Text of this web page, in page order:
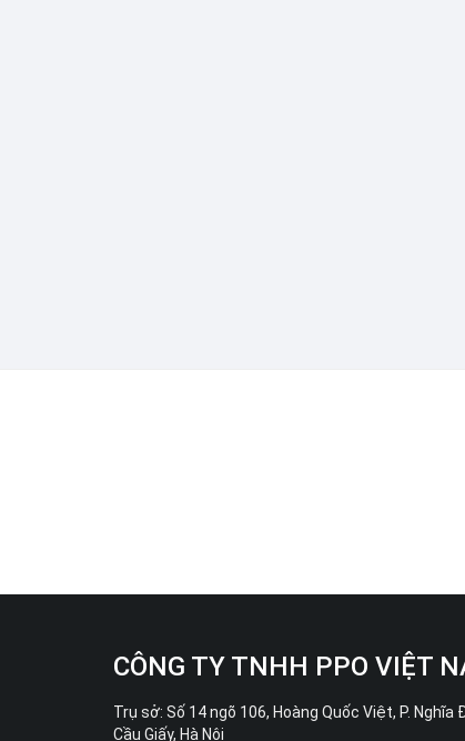
CÔNG TY TNHH PPO VIỆT
Trụ sở: Số 14 ngõ 106, Hoàng Quốc Việt, P. Nghĩa
Cầu Giấy, Hà Nội